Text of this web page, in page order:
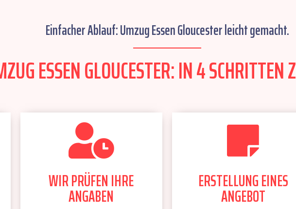
Einfacher Ablauf: Umzug Essen Gloucester leicht gemacht.
ESSEN GLOUCESTER: IN 4 SCHRITTEN
WIR PRÜFEN IHRE
ANGABEN
ERSTELLUNG EINES
ANGEBOT